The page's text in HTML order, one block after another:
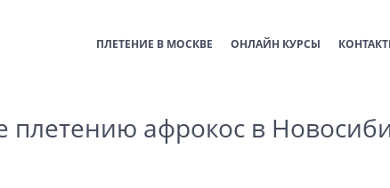
ПЛЕТЕНИЕ В МОСКВЕ ОНЛАЙН КУРСЫ
плетению афрокос в